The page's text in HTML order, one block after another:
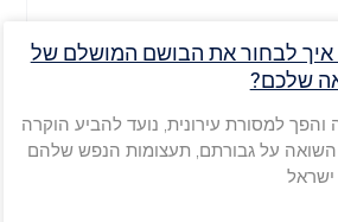
איך לבחור את הבושם המושלם של
למסורת עירונית, נועד להביע הוקרה
השואה על גבורתם, תעצומות הנפש שלהם